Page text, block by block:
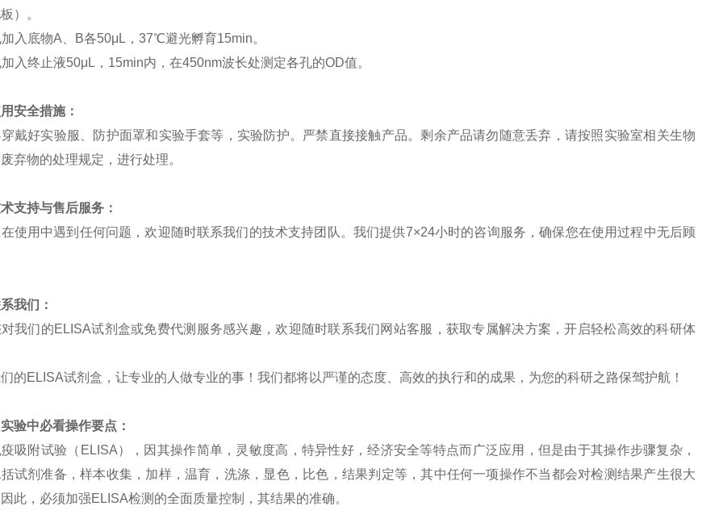
）。
入底物A B各50μ L ， 37℃避光孵育15min。
入终止液50μ L ， 15min内，在450nm波长处测定各孔的OD值。
安全措施：
戴好实验服、防护面罩和实验手套等，实验防护。严禁直接接触产品。剩余产品请勿随意丢弃，请按照实验室相关生物
弃物的处理规定，进行处理。
支持与售后服务：
使用中遇到任何问题，欢迎随时联系我们的技术支持团队。我们提供7×24小时的咨询服务，确保您在使用过程中无后顾
我们：
我们的ELISA试剂盒或免费代测服务感兴趣，欢迎随时联系我们网站客服，获取专属解决方案，开启轻松高效的科研体
的ELISA试剂盒，让专业的人做专业的事！我们都将以严谨的态度、高效的执行和的成果，为您的科研之路保驾护航！
验中必看操作要点：
吸附试验（ ELISA） ， 因其操作简单，灵敏度高，特异性好，经济安全等特点而广泛应用，但是由于其操作步骤复杂，
试剂准备，样本收集，加样，温育，洗涤，显色，比色，结果判定等，其中任何一项操作不当都会对检测结果产生很大
此，必须加强ELISA检测的全面质量控制，其结果的准确。